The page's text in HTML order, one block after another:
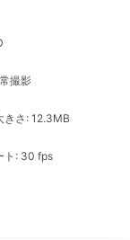
撮影
きさ: 12.3MB
ト: 30 fps